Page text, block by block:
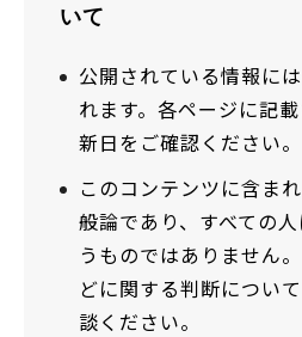
いて
公開されている情報に
れます。各ページに記
新日をご確認ください。
このコンテンツに含ま
般論であり、すべての
うものではありません
どに関する判断につい
談ください。